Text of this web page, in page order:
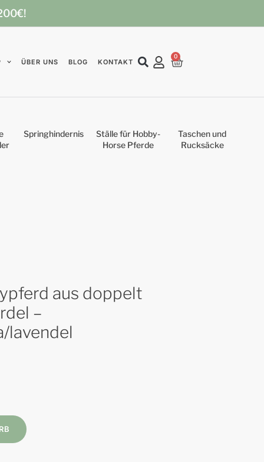
ÜBER UNS BLOG KONTAKT
0
Springhindernis
Ställe für Hobby-
Horse Pferde
Taschen und
Rucksäcke
aus doppelt
–
lavendel